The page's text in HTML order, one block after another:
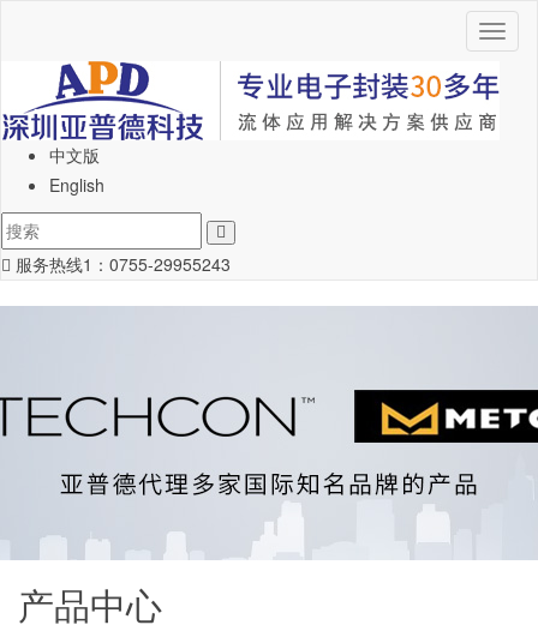
中文版
English
服务热线1： 0755-29955243
产品中心